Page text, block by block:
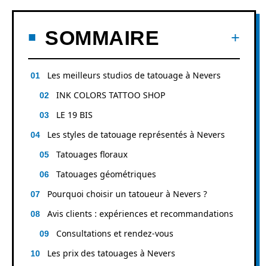
SOMMAIRE
Les meilleurs studios de tatouage à Nevers
INK COLORS TATTOO SHOP
LE 19 BIS
Les styles de tatouage représentés à Nevers
Tatouages floraux
Tatouages géométriques
Pourquoi choisir un tatoueur à Nevers ?
Avis clients : expériences et recommandations
Consultations et rendez-vous
Les prix des tatouages à Nevers